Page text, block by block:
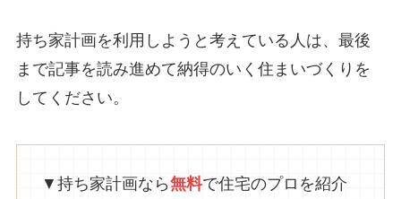
持ち家計画を利用しようと考えている人は、最後
まで記事を読み進めて納得のいく住まいづくりを
してください。
▼持ち家計画なら無料で住宅のプロを紹介